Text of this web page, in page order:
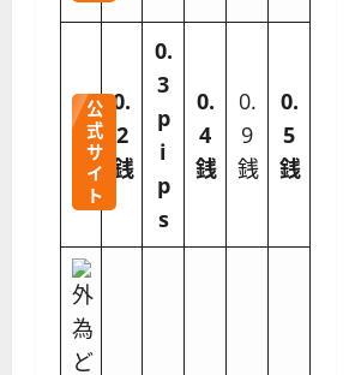
公
式
サ
イ
ト
0.
2
銭
0.
3
p
i
p
s
0.
4
銭
0.
9
銭
0.
5
銭